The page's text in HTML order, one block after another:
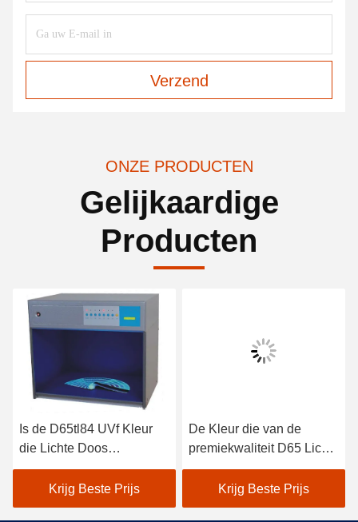
Verzend
ONZE PRODUCTEN
Gelijkaardige
Producten
Is de D65tl84 UVf Kleur
die Lichte Doos
aanpassen met
Internationale Norm in
overeenstemming
Krijg Beste Prijs
De Kleur die van de
premiekwaliteit D65 Lichte
Doos, Kleuren Passend
Kabinet 18 controleren -
40W-Macht
Krijg Beste Prijs